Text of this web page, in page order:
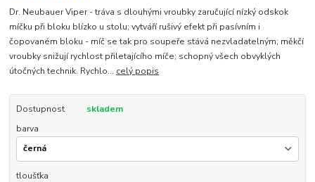
Dr. Neubauer Viper - tráva s dlouhými vroubky zaručující nízký odskok
míčku při bloku blízko u stolu; vytváří rušivý efekt při pasívním i
čopovaném bloku - míč se tak pro soupeře stává nezvladatelným; měkčí
vroubky snižují rychlost přiletajícího míče; schopný všech obvyklých
útočných technik. Rychlo... celý popis
Dostupnost
skladem
barva
tloušťka